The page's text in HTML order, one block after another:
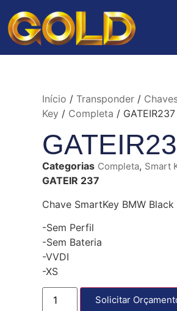
Início / Transponder/
Key / Completa /
Categorias Completa, Smart
GATEIR 237
Chave SmartKey BMW
-Sem Perfil
-Sem Bateria
-VVDI
-XS
Solicitar